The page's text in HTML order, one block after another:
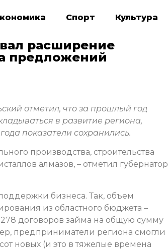
Спорт Культура
расширение
предложений
отметил, что за прошлый год
в развитие региона,
показатели сохранились.
производства, строительства
алмазов, – отметил губернатор
бизнеса. Так, объем
из областного бюджета –
договоров займа на общую сумму
предприниматели региона смогли
новых (и это в тяжелые времена